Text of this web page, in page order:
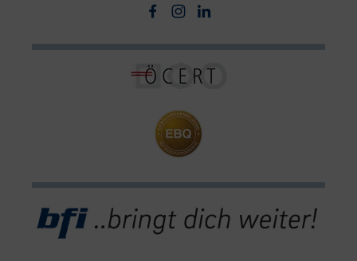
Facebook
Instagram
Linkedin